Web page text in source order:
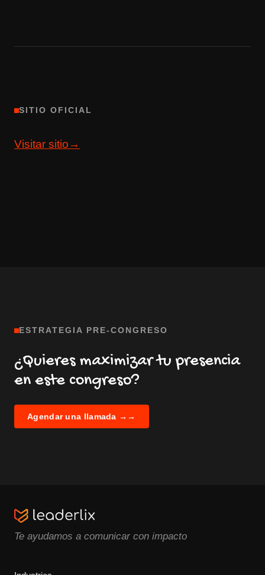
SITIO OFICIAL
Visitar sitio→
ESTRATEGIA PRE-CONGRESO
¿Quieres maximizar tu presencia
en este congreso?
Agendar una llamada → →
Te ayudamos a comunicar con impacto